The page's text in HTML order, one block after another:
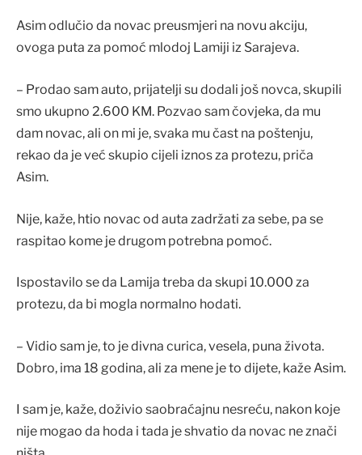
Asim odlučio da novac preusmjeri na novu akciju,
ovoga puta za pomoć mlodoj Lamiji iz Sarajeva.
– Prodao sam auto, prijatelji su dodali još novca, skupili
smo ukupno 2.600 KM. Pozvao sam čovjeka, da mu
dam novac, ali on mi je, svaka mu čast na poštenju,
rekao da je već skupio cijeli iznos za protezu, priča
Asim.
Nije, kaže, htio novac od auta zadržati za sebe, pa se
raspitao kome je drugom potrebna pomoć.
Ispostavilo se da Lamija treba da skupi 10.000 za
protezu, da bi mogla normalno hodati.
– Vidio sam je, to je divna curica, vesela, puna života.
Dobro, ima 18 godina, ali za mene je to dijete, kaže Asim.
I sam je, kaže, doživio saobraćajnu nesreću, nakon koje
nije mogao da hoda i tada je shvatio da novac ne znači